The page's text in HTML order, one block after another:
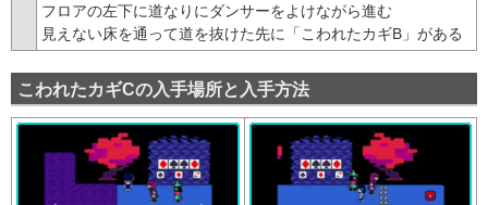
フロアの左下に道なりにダンサーをよけながら進む
見えない床を通って道を抜けた先に「こわれたカギB」がある
こわれたカギCの入手場所と入手方法